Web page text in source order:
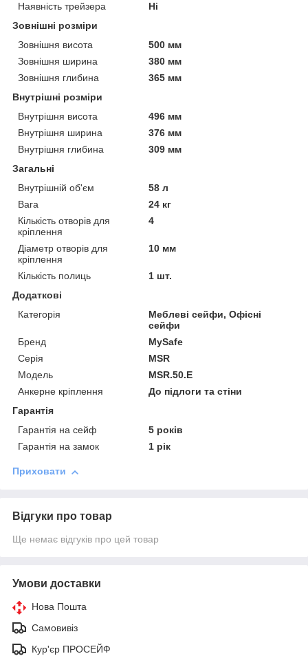
Наявність трейзера
Ні
Зовнішні розміри
Зовнішня висота
500 мм
Зовнішня ширина
380 мм
Зовнішня глибина
365 мм
Внутрішні розміри
Внутрішня висота
496 мм
Внутрішня ширина
376 мм
Внутрішня глибина
309 мм
Загальні
Внутрішній об'єм
58 л
Вага
24 кг
Кількість отворів для
кріплення
4
Діаметр отворів для
кріплення
10 мм
Кількість полиць
1 шт.
Додаткові
Категорія
Меблеві сейфи, Офісні
сейфи
Бренд
MySafe
Серія
MSR
Модель
MSR.50.E
Анкерне кріплення
До підлоги та стіни
Гарантія
Гарантія на сейф
5 років
Гарантія на замок
1 рік
Приховати
Відгуки про товар
Ще немає відгуків про цей товар
Умови доставки
Нова Пошта
Самовивіз
Кур'єр ПРОСЕЙФ